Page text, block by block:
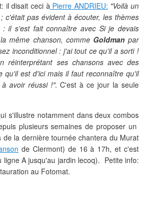
il disait ceci àPierre ANDRIEU: "Voilà un
c'était pas évident à écouter, les thèmes
il s'est fait connaître avec Si je devais
même chanson, comme Goldmanpar
inconditionnel : j'ai tout ce qu'il a sorti !
ses chansons avec des
qu'il est d'ici mais il faut reconnaître qu'il
à avoir réussi !".C'est à ce jour la seule
s'illustre notamment dans deux combos
plusieurs semaines de proposer un
la dernière tournée chantera du Murat
de Clermont) de 16 à 17h, et c'est
A jusqu'au jardin lecoq). Petite info:
au Fotomat.